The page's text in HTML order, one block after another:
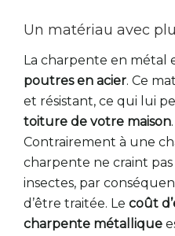
Un matériau avec
La charpente en métal
poutres en acier. Ce
et résistant, ce qui lui
toiture de votre maison.
Contrairement à une
charpente ne craint
insectes, par
d’être traitée. Le coût
charpente métallique